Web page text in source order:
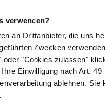
verwenden?
an Drittanbieter, die uns
Zwecken
oder "Cookies zulassen"
Einwilligung nach Art.
ablehnen.
Medikamente